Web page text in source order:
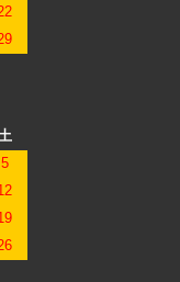
土
5